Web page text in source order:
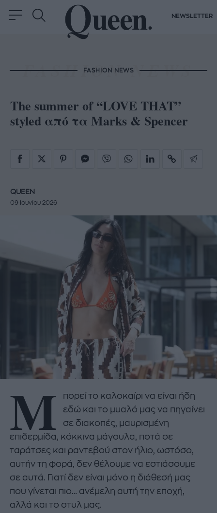
NEWSLETTER
FASHION NEWS
The summer of “LOVE THAT”
styled από τα Marks & Spencer
QUEEN
09 Ιουνίου 2026
Μ
πορεί το καλοκαίρι να είναι ήδη
εδώ και το μυαλό μας να πηγαίνει
σε διακοπές, μαυρισμένη
επιδερμίδα, κόκκινα μάγουλα, ποτά σε
ταράτσες και ραντεβού στον ήλιο, ωστόσο,
αυτήν τη φορά, δεν θέλουμε να εστιάσουμε
σε αυτά. Γιατί δεν είναι μόνο η διάθεσή μας
που γίνεται πιο… ανέμελη αυτή την εποχή,
αλλά και το στυλ μας.